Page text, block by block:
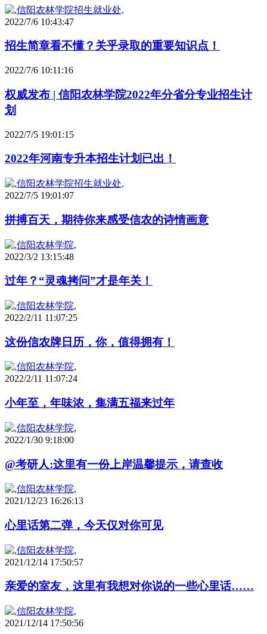
2022/7/6 10:43:47
招生简章看不懂？关乎录取的重要知识点！
2022/7/6 10:11:16
权威发布 | 信阳农林学院2022年分省分专业招生计
划
2022/7/5 19:01:15
2022年河南专升本招生计划已出！
2022/7/5 19:01:07
拼搏百天，期待你来感受信农的诗情画意
2022/3/2 13:15:48
过年？“灵魂拷问”才是年关！
2022/2/11 11:07:25
这份信农牌日历，你，值得拥有！
2022/2/11 11:07:24
小年至，年味浓，集满五福来过年
2022/1/30 9:18:00
@考研人:这里有一份上岸温馨提示，请查收
2021/12/23 16:26:13
心里话第二弹，今天仅对你可见
2021/12/14 17:50:57
亲爱的室友，这里有我想对你说的一些心里话……
2021/12/14 17:50:56